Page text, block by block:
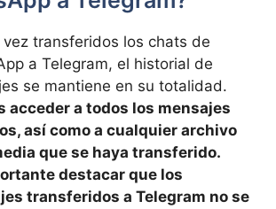
vez transferidos⁣ los chats de
a ⁢Telegram, el historial de
se mantiene en su ⁤totalidad.
acceder ⁣a todos ⁤los ‌mensajes
así​ como ​a ‌cualquier archivo
que se haya transferido.
destacar que los
transferidos⁤ a‌ Telegram ‌no‌ se